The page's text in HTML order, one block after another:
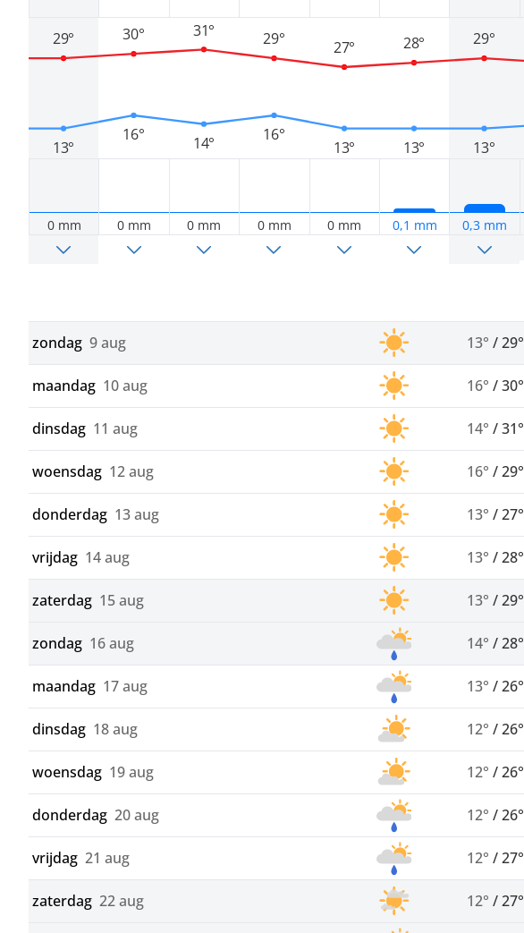
13°
29°
0 mm
16°
30°
0 mm
14°
31°
0 mm
16°
29°
0 mm
13°
27°
0 mm
13°
28°
0,1 mm
13°
29°
0,3 mm
zondag 9 aug 13° /29°
maandag 10 aug 16° /30°
dinsdag 11 aug 14° /31°
woensdag 12 aug 16° /29°
donderdag 13 aug 13° /27°
vrijdag 14 aug 13° /28°
zaterdag 15 aug 13° /29°
zondag 16 aug 14° /28°
maandag 17 aug 13° /26°
dinsdag 18 aug 12° /26°
woensdag 19 aug 12° /26°
donderdag 20 aug 12° /26°
vrijdag 21 aug 12° /27°
zaterdag 22 aug 12° /27°